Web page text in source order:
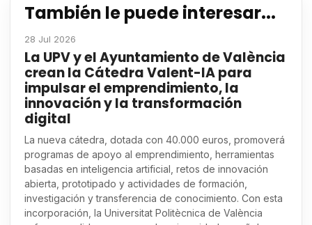
También le puede interesar...
28 Jul 2026
La UPV y el Ayuntamiento de València
crean la Cátedra Valent-IA para
impulsar el emprendimiento, la
innovación y la transformación
digital
La nueva cátedra, dotada con 40.000 euros, promoverá
programas de apoyo al emprendimiento, herramientas
basadas en inteligencia artificial, retos de innovación
abierta, prototipado y actividades de formación,
investigación y transferencia de conocimiento. Con esta
incorporación, la Universitat Politècnica de València